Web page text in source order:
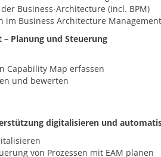
Business-Architecture (incl. BPM)
im Business Architecture Management
Planung und Steuerung
Capability Map erfassen
und bewerten
digitalisieren und
von Prozessen mit EAM planen